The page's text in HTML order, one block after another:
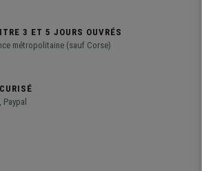
3 ET 5 JOURS OUVRÉS
métropolitaine (sauf Corse)